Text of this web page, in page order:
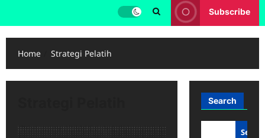
Subscribe
Home Strategi Pelatih
Search